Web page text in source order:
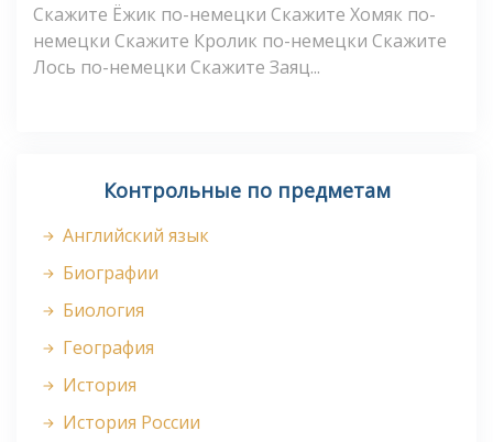
Скажите Ёжик по-немецки Скажите Хомяк по-
немецки Скажите Кролик по-немецки Скажите
Лось по-немецки Скажите Заяц...
Контрольные по предметам
Английский язык
Биографии
Биология
География
История
История России